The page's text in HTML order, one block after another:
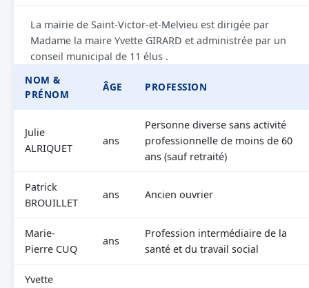
La mairie de Saint-Victor-et-Melvieu est dirigée par
Madame la maire Yvette GIRARD et administrée par un
conseil municipal de 11 élus .
NOM &
PRÉNOM
ÂGE PROFESSION
Julie
ALRIQUET
ans
Personne diverse sans activité
professionnelle de moins de 60
ans (sauf retraité)
Patrick
BROUILLET
ans Ancien ouvrier
Marie-
Pierre CUQ
ans
Profession intermédiaire de la
santé et du travail social
Yvette